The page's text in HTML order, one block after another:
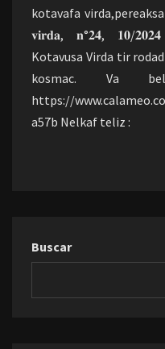
kotavafa
𝐯𝐢𝐫𝐝𝐚, 𝐧°𝟐𝟒, 𝟏𝟎/
Kotavusa Virda tir
kosmac. Va
https://
a57b Nelkaf teliz :
Buscar